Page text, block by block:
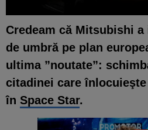
Credeam că Mitsubishi
de umbră pe plan
ultima ”noutate”:
citadinei care
în Space Star.